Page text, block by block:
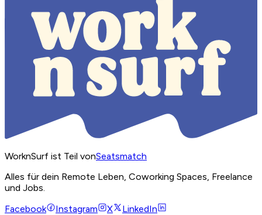
WorknSurf ist Teil vonSeatsmatch
Alles für dein Remote Leben, Coworking Spaces, Freelance
und Jobs.
Facebook
Instagram X LinkedIn